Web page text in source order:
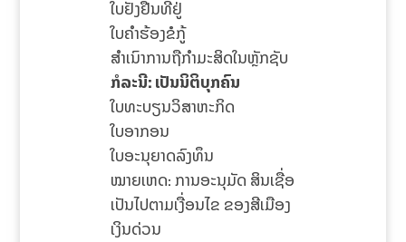
ໃບຢັ້ງຢືນທີ່ຢູ່
ໃບຄໍາຮ້ອງຂໍກູ້
ສໍາເນົາການຖືກໍາມະສິດໃນຫຼັກຊັບ
ກໍລະນີ: ເປັນນິຕິບຸກຄົນ
ໃບທະບຽນວິສາຫະກິດ
ໃບອາກອນ
ໃບອະນຸຍາດລົງທຶນ
ໝາຍເຫດ: ການອະນຸມັດ ສິນເຊື່ອ
ເປັນໄປຕາມເງື່ອນໄຂ ຂອງສີເມືອງ
ເງິນດ່ວນ